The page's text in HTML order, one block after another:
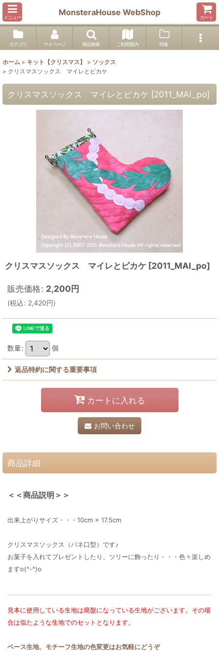
メニュー
MonsteraHouse WebShop
カート
カテゴリ マイページ 商品検索 ご利用案内 特集
ホーム > キット【クリスマス】 > ソックス
> クリスマスソックス マイレとピカケ
クリスマスソックス マイレとピカケ [2011_MAI_po]
クリスマスソックス マイレとピカケ [2011_MAI_po]
販売価格: 2,200円
(税込: 2,420円)
数量: 個
返品特約に関する重要事項
カートに入れる
お問い合わせ
商品詳細
＜＜商品説明＞＞
出来上がりサイズ・・・10cm × 17.5cm
クリスマスソックス（バネ口型）です♪
お菓子を入れてプレゼントしたり、ツリーに飾ったり・・・色々楽しめ
ますo(^-^)o
見本に使用している生地は廃盤になっている生地がございます。その場
合は似たような生地でのセットとなります。
ベース生地、モチーフ生地の色変更はお気軽にどうぞ